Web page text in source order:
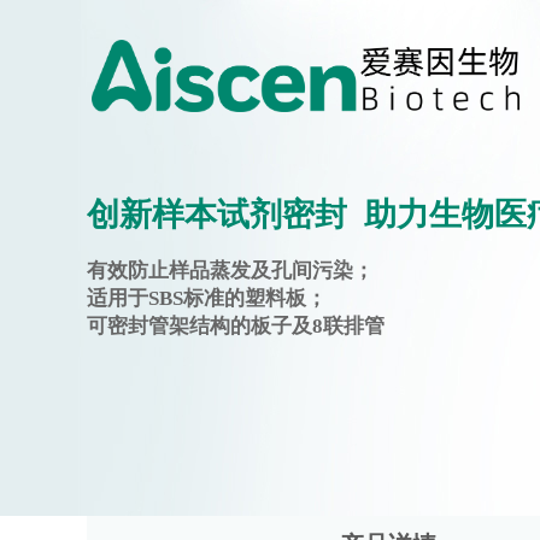
创新样本试剂密封 助力生物医
有效防止样品蒸发及孔间污染；
适用于SBS标准的塑料板；
可密封管架结构的板子及8联排管